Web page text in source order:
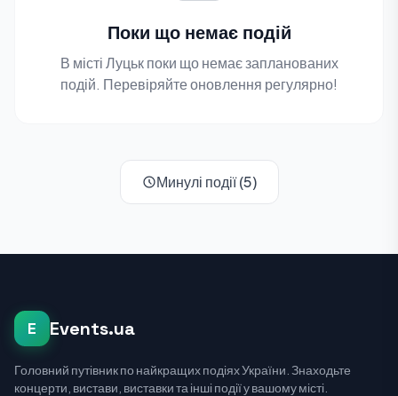
Поки що немає подій
В місті Луцьк поки що немає запланованих
подій. Перевіряйте оновлення регулярно!
Минулі події (5)
E Events.ua
Головний путівник по найкращих подіях України. Знаходьте
концерти, вистави, виставки та інші події у вашому місті.